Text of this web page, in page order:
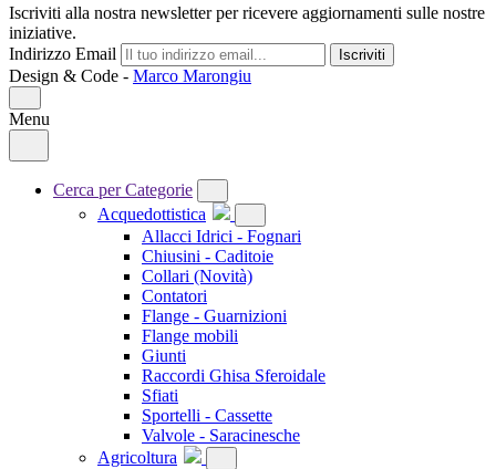
Iscriviti alla nostra newsletter per ricevere aggiornamenti sulle nostre
iniziative.
Indirizzo Email
Iscriviti
Design & Code - Marco Marongiu
Menu
Cerca per Categorie
Acquedottistica
Allacci Idrici - Fognari
Chiusini - Caditoie
Collari (Novità)
Contatori
Flange - Guarnizioni
Flange mobili
Giunti
Raccordi Ghisa Sferoidale
Sfiati
Sportelli - Cassette
Valvole - Saracinesche
Agricoltura